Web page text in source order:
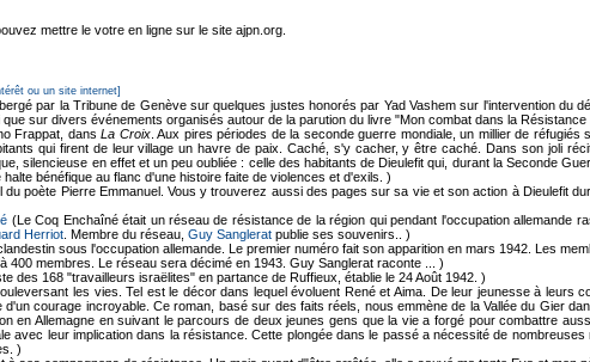
mettre le votre en ligne sur le site ajpn.org.
ou un site internet]
par la Tribune de Genève sur quelques justes honorés par Yad Vashem sur l'intervention du
sur divers événements organisés autour de la parution du livre "Mon combat dans la
Frappat, dansLa Croix. Aux pires périodes de la seconde guerre mondiale, un millier de réfugiés
qui firent de leur village un havre de paix. Caché, s'y cacher, y être caché. Dans son joli
silencieuse en effet et un peu oubliée : celle des habitants de Dieulefit qui, durant la Seconde
bénéfique au flanc d'une histoire faite de violences et d'exils. )
du poète Pierre Emmanuel. Vous y trouverez aussi des pages sur sa vie et son action à Dieulefit
(Le Coq Enchaîné était un réseau de résistance de la région qui pendant l'occupation allemande
Herriot . Membre du réseau, Guy Sanglerat publie ses souvenirs.. )
sous l'occupation allemande. Le premier numéro fait son apparition en mars 1942. Les
400 membres. Le réseau sera décimé en 1943. Guy Sanglerat raconte ... )
des 168 "travailleurs israëlites" en partance de Ruffieux, établie le 24 Août 1942. )
les vies. Tel est le décor dans lequel évoluent René et Aima. De leur jeunesse à leurs
courage incroyable. Ce roman, basé sur des faits réels, nous emmène de la Vallée du Gier
en Allemagne en suivant le parcours de deux jeunes gens que la vie a forgé pour combattre
avec leur implication dans la résistance. Cette plongée dans le passé a nécessité de
)